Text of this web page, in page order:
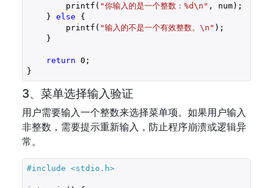
        printf(
"你输入的是一个整数：%d\n" , num);
    }
else {
        printf(
"输入的不是一个有效整数。\n" );
    }
return 0 ;
3、菜单选择输入验证
用户需要输入一个整数来选择菜单项。如果用户输入
非整数，需要提示重新输入，防止程序崩溃或逻辑异
常。
#include <stdio.h>